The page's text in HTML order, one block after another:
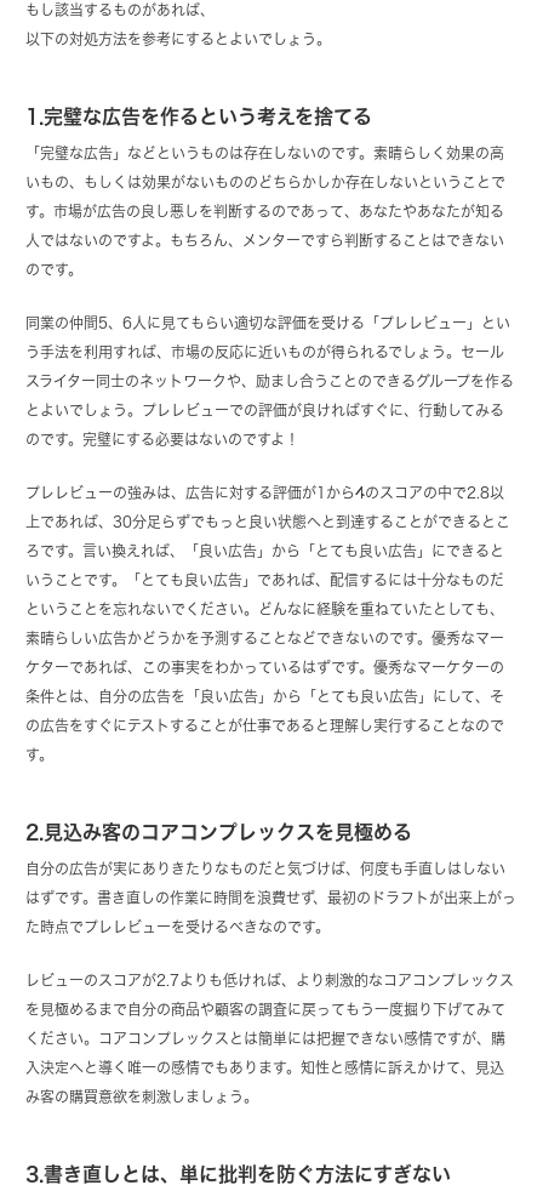
もし該当するものがあれば、
以下の対処方法を参考にするとよいでしょう。
1.完璧な広告を作るという考えを捨てる
「完璧な広告」などというものは存在しないのです。素晴らしく効果の高
いもの、もしくは効果がないもののどちらかしか存在しないということで
す。市場が広告の良し悪しを判断するのであって、あなたやあなたが知る
人ではないのですよ。もちろん、メンターですら判断することはできない
のです。
同業の仲間5、6人に見てもらい適切な評価を受ける「プレレビュー」とい
う手法を利用すれば、市場の反応に近いものが得られるでしょう。セール
スライター同士のネットワークや、励まし合うことのできるグループを作る
とよいでしょう。プレレビューでの評価が良ければすぐに、行動してみる
のです。完璧にする必要はないのですよ！
プレレビューの強みは、広告に対する評価が1から4のスコアの中で2.8以
上であれば、30分足らずでもっと良い状態へと到達することができるとこ
ろです。言い換えれば、「良い広告」から「とても良い広告」にできると
いうことです。「とても良い広告」であれば、配信するには十分なものだ
ということを忘れないでください。どんなに経験を重ねていたとしても、
素晴らしい広告かどうかを予測することなどできないのです。優秀なマー
ケターであれば、この事実をわかっているはずです。優秀なマーケターの
条件とは、自分の広告を「良い広告」から「とても良い広告」にして、そ
の広告をすぐにテストすることが仕事であると理解し実行することなので
す。
2.見込み客のコアコンプレックスを見極める
自分の広告が実にありきたりなものだと気づけば、何度も手直しはしない
はずです。書き直しの作業に時間を浪費せず、最初のドラフトが出来上がっ
た時点でプレレビューを受けるべきなのです。
レビューのスコアが2.7よりも低ければ、より刺激的なコアコンプレックス
を見極めるまで自分の商品や顧客の調査に戻ってもう一度掘り下げてみて
ください。コアコンプレックスとは簡単には把握できない感情ですが、購
入決定へと導く唯一の感情でもあります。知性と感情に訴えかけて、見込
み客の購買意欲を刺激しましょう。
3.書き直しとは、単に批判を防ぐ方法にすぎない